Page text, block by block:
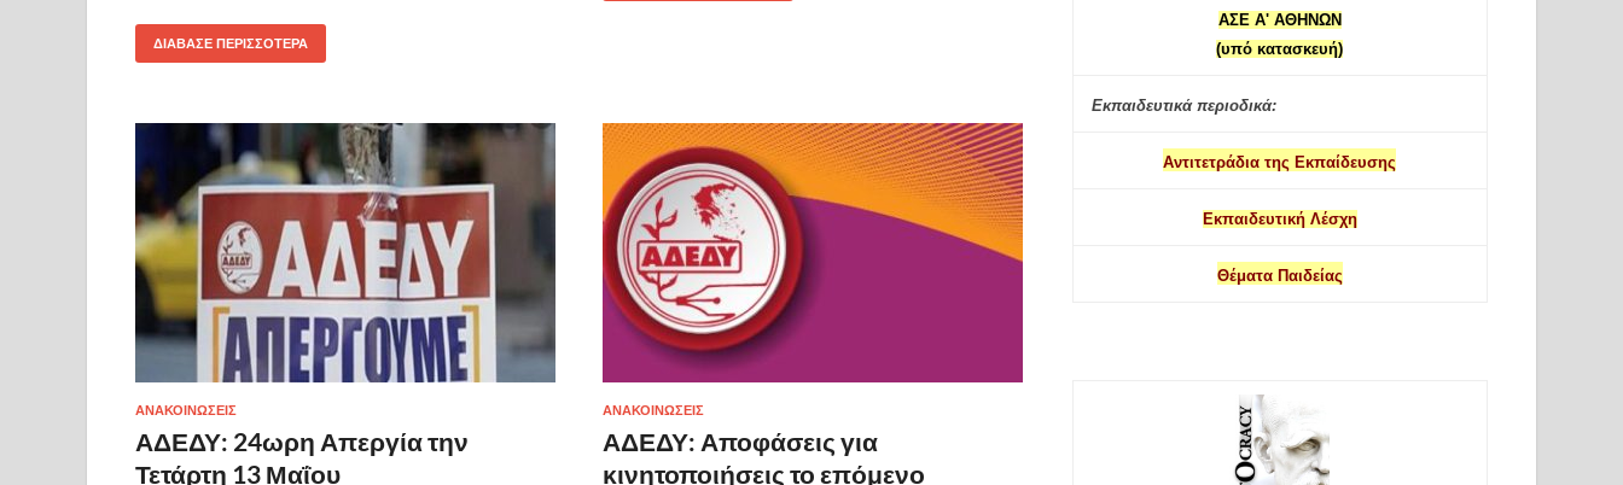
ΔΙΆΒΑΣΕ ΠΕΡΙΣΣΌΤΕΡΑ
ΑΝΑΚΟΙΝΩΣΕΙΣ
ΑΔΕΔΥ: 24ωρη Απεργία την
Τετάρτη 13 Μαΐου
ΑΝΑΚΟΙΝΩΣΕΙΣ
ΑΔΕΔΥ: Αποφάσεις για
κινητοποιήσεις το επόμενο
ΑΣΕ Α' ΑΘΗΝΩΝ
(υπό κατασκευή)
Εκπαιδευτικά περιοδικά:
Αντιτετράδια της Εκπαίδευσης
Εκπαιδευτική Λέσχη
Θέματα Παιδείας